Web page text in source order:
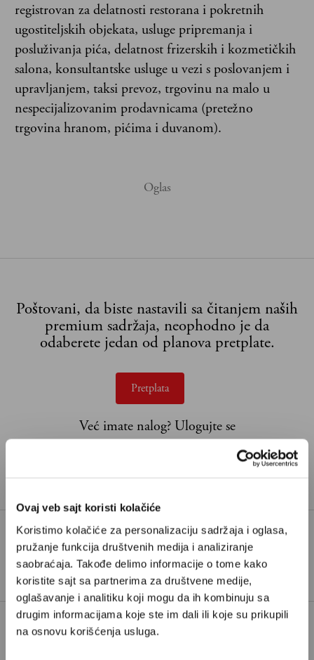
Ovaj veb sajt koristi kolačiće
Koristimo kolačiće za personalizaciju sadržaja i oglasa,
pružanje funkcija društvenih medija i analiziranje
saobraćaja. Takođe delimo informacije o tome kako
koristite sajt sa partnerima za društvene medije,
oglašavanje i analitiku koji mogu da ih kombinuju sa
drugim informacijama koje ste im dali ili koje su prikupili
na osnovu korišćenja usluga.
registrovan za delatnosti restorana i pokretnih
ugostiteljskih objekata, usluge pripremanja i
posluživanja pića, delatnost frizerskih i kozmetičkih
salona, konsultantske usluge u vezi s poslovanjem i
upravljanjem, taksi prevoz, trgovinu na malo u
nespecijalizovanim prodavnicama (pretežno
trgovina hranom, pićima i duvanom).
Poštovani, da biste nastavili sa čitanjem naših
premium sadržaja, neophodno je da
odaberete jedan od planova pretplate.
Pretplata
Već imate nalog? Ulogujte se
je ekonomski novinar iz Beograda i saradnik
TAGOVI: BIZNIS INVESTICIJE